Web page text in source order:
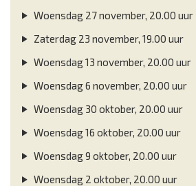
Woensdag 27 november, 20.00 uur
Zaterdag 23 november, 19.00 uur
Woensdag 13 november, 20.00 uur
Woensdag 6 november, 20.00 uur
Woensdag 30 oktober, 20.00 uur
Woensdag 16 oktober, 20.00 uur
Woensdag 9 oktober, 20.00 uur
Woensdag 2 oktober, 20.00 uur